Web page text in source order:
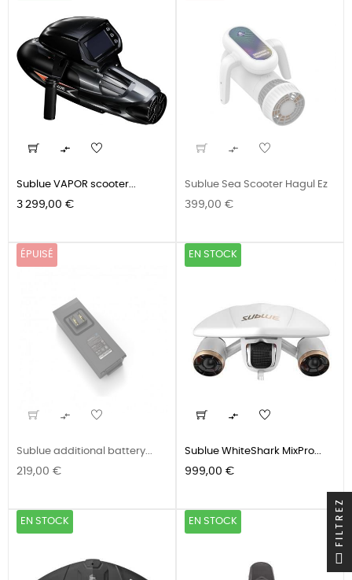

Sublue VAPOR scooter...
Prix
3 299,00 €

Sublue Sea Scooter Hagul Ez
Prix
399,00 €
ÉPUISÉ

Sublue additional battery...
Prix
219,00 €
EN STOCK

Sublue WhiteShark MixPro...
Prix
999,00 €
EN STOCK EN STOCK FILTREZ